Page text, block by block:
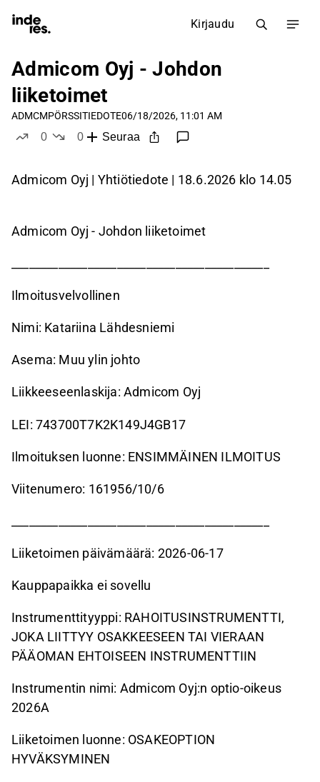
Kirjaudu
Admicom Oyj - Johdon
liiketoimet
ADMCMPÖRSSITIEDOTE06/18/2026, 11:01 AM
0
0
Seuraa
Admicom Oyj | Yhtiötiedote | 18.6.2026 klo 14.05
Admicom Oyj - Johdon liiketoimet
Ilmoitusvelvollinen
Nimi: Katariina Lähdesniemi
Asema: Muu ylin johto
Liikkeeseenlaskija: Admicom Oyj
LEI: 743700T7K2K149J4GB17
Ilmoituksen luonne: ENSIMMÄINEN ILMOITUS
Viitenumero: 161956/10/6
Liiketoimen päivämäärä: 2026-06-17
Kauppapaikka ei sovellu
Instrumenttityyppi: RAHOITUSINSTRUMENTTI,
JOKA LIITTYY OSAKKEESEEN TAI VIERAAN
PÄÄOMAN EHTOISEEN INSTRUMENTTIIN
Instrumentin nimi: Admicom Oyj:n optio-oikeus
2026A
Liiketoimen luonne: OSAKEOPTION
HYVÄKSYMINEN